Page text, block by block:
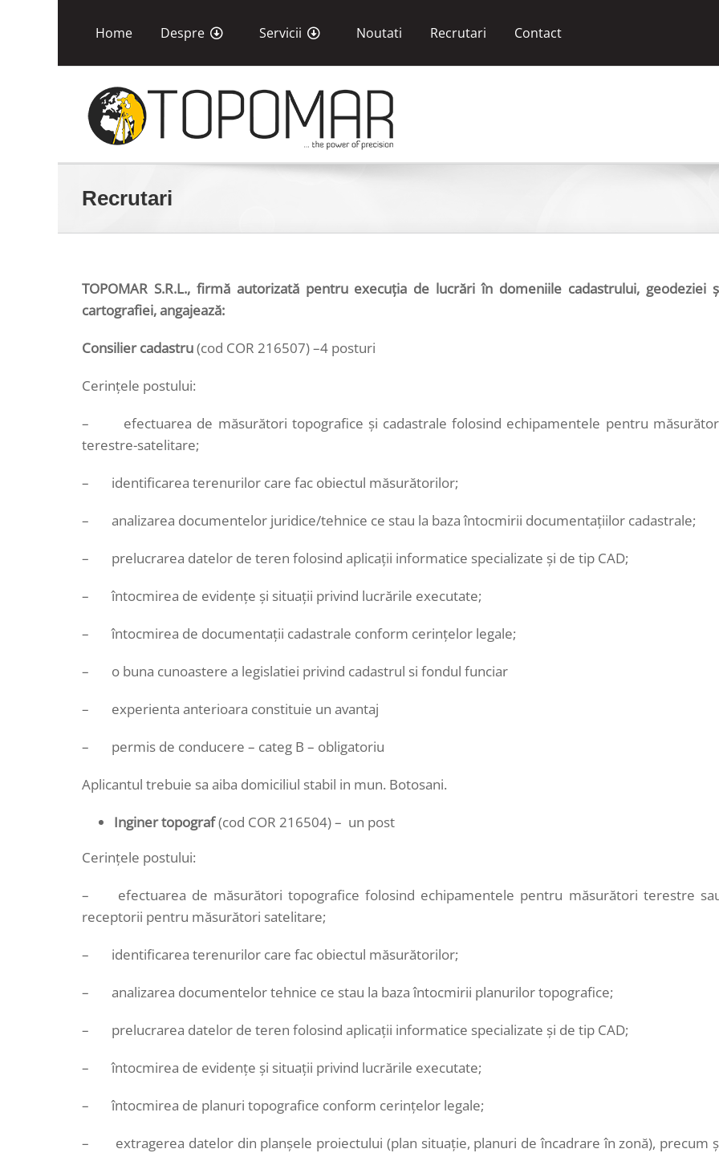
Home Despre Servicii Noutati Recrutari Contact
Recrutari
TOPOMAR S.R.L., firmă autorizată pentru execuția de lucrări în domeniile cadastrului, geodeziei
cartografiei, angajează:
Consilier cadastru(cod COR 216507) –4 posturi
Cerințele postului:
– efectuarea de măsurători topografice şi cadastrale folosind echipamentele pentru
terestre-satelitare;
– identificarea terenurilor care fac obiectul măsurătorilor;
– analizarea documentelor juridice/tehnice ce stau la baza întocmirii documentaţiilor cadastrale;
– prelucrarea datelor de teren folosind aplicaţii informatice specializate şi de tip CAD;
– întocmirea de evidenţe şi situaţii privind lucrările executate;
– întocmirea de documentaţii cadastrale conform cerinţelor legale;
– o buna cunoastere a legislatiei privind cadastrul si fondul funciar
– experienta anterioara constituie un avantaj
– permis de conducere – categ B – obligatoriu
Aplicantul trebuie sa aiba domiciliul stabil in mun. Botosani.
Inginer topograf(cod COR 216504) – un post
Cerințele postului:
– efectuarea de măsurători topografice folosind echipamentele pentru măsurători terestre
receptorii pentru măsurători satelitare;
– identificarea terenurilor care fac obiectul măsurătorilor;
– analizarea documentelor tehnice ce stau la baza întocmirii planurilor topografice;
– prelucrarea datelor de teren folosind aplicaţii informatice specializate şi de tip CAD;
– întocmirea de evidenţe şi situaţii privind lucrările executate;
– întocmirea de planuri topografice conform cerinţelor legale;
– extragerea datelor din planşele proiectului (plan situaţie, planuri de încadrare în zonă), precum